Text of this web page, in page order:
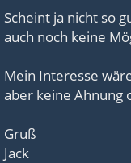
Scheint ja nicht so
auch noch keine
Mein Interesse
aber keine Ahnung
Gruß
Jack